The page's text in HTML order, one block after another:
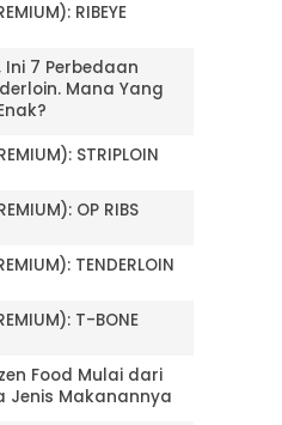
RIBEYE
7 Perbedaan
Mana Yang
STRIPLOIN
OP RIBS
TENDERLOIN
T-BONE
Food Mulai dari
Jenis Makanannya